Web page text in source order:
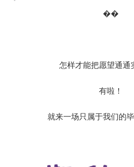
��
怎样才能把愿望通通
有啦！
就来一场只属于我们的